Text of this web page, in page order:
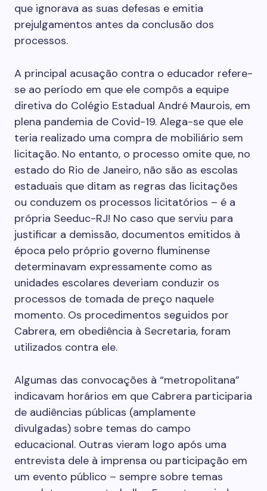
que ignorava as suas defesas e emitia
prejulgamentos antes da conclusão dos
processos.
A principal acusação contra o educador refere-
se ao período em que ele compôs a equipe
diretiva do Colégio Estadual André Maurois, em
plena pandemia de Covid-19. Alega-se que ele
teria realizado uma compra de mobiliário sem
licitação. No entanto, o processo omite que, no
estado do Rio de Janeiro, não são as escolas
estaduais que ditam as regras das licitações
ou conduzem os processos licitatórios – é a
própria Seeduc-RJ! No caso que serviu para
justificar a demissão, documentos emitidos à
época pelo próprio governo fluminense
determinavam expressamente como as
unidades escolares deveriam conduzir os
processos de tomada de preço naquele
momento. Os procedimentos seguidos por
Cabrera, em obediência à Secretaria, foram
utilizados contra ele.
Algumas das convocações à “metropolitana”
indicavam horários em que Cabrera participaria
de audiências públicas (amplamente
divulgadas) sobre temas do campo
educacional. Outras vieram logo após uma
entrevista dele à imprensa ou participação em
um evento público – sempre sobre temas